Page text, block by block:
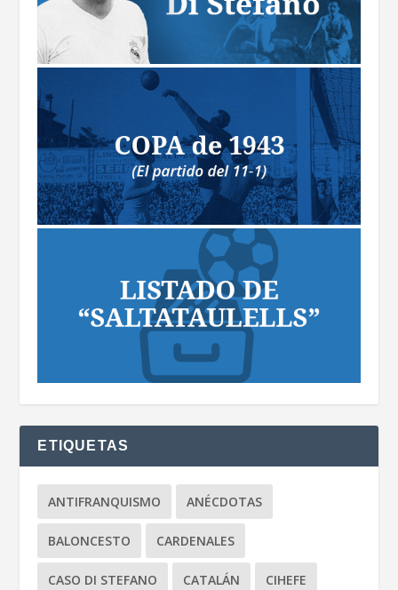
ETIQUETAS
ANTIFRANQUISMO ANÉCDOTAS
BALONCESTO CARDENALES
CASO DI STEFANO CATALÁN CIHEFE